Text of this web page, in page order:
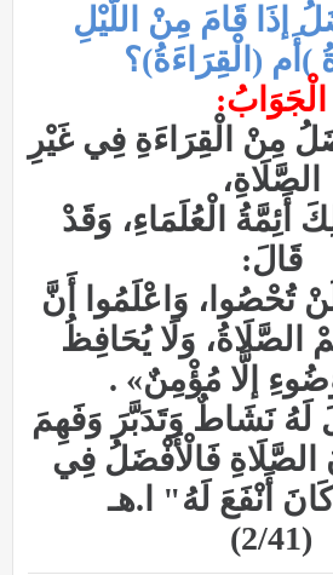
إذَا قَامَ مِنْ اللَّيْلِ
)أَم (الْقِرَاءَةُ)؟
الْجَوَابُ:
مِنْ الْقِرَاءَةِ فِي غَيْرِ
الصَّلَاةِ،
الْعُلَمَاءِ، وَقَدْ
قَالَ:
تُحْصُوا، وَاعْلَمُوا أَنَّ
الصَّلَاةُ، وَلَا يُحَافِظُ
إلَّا مُؤْمِنٌ» .
نَشَاطٌ وَتَدَبَّرَ وَفَهِمَ
الصَّلَاةِ فَالْأَفْضَلُ فِي
أَنْفَعَ لَهُ" ا.هـ
(2/41)